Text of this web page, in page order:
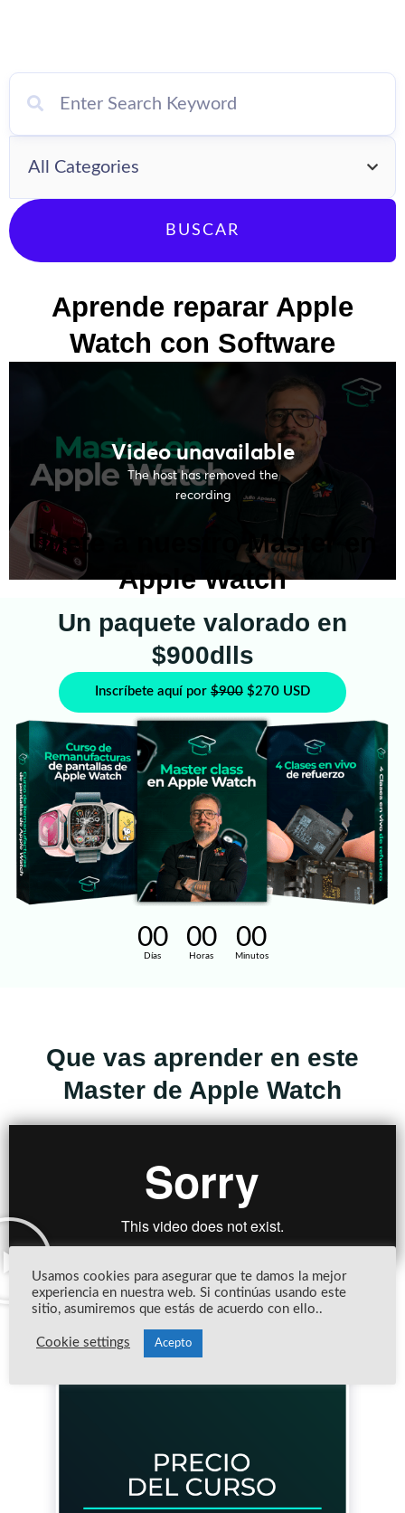
BUSCAR
Aprende reparar Apple
Watch con Software
Únete a nuestro Master en
Apple Watch
Un paquete valorado en
$900dlls
Inscríbete aquí por $900 $270 USD
00
Días
00
Horas
00
Minutos
Que vas aprender en este
Master de Apple Watch
Usamos cookies para asegurar que te damos la mejor
experiencia en nuestra web. Si continúas usando este
sitio, asumiremos que estás de acuerdo con ello..
Cookie settings Acepto